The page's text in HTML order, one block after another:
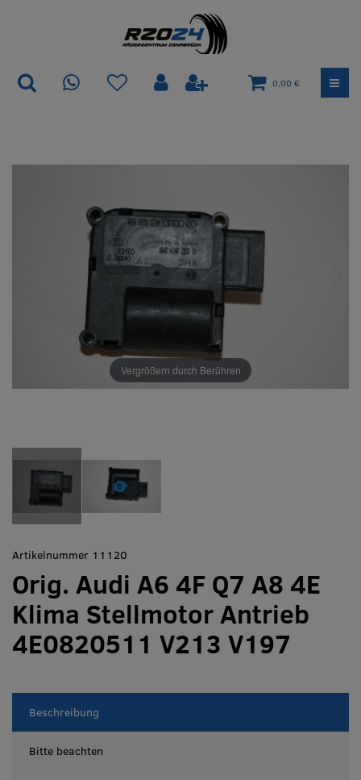
0,00 €
Vergrößern durch Berühren
Artikelnummer 11120
Orig. Audi A6 4F Q7 A8 4E
Klima Stellmotor Antrieb
4E0820511 V213 V197
Beschreibung
Bitte beachten